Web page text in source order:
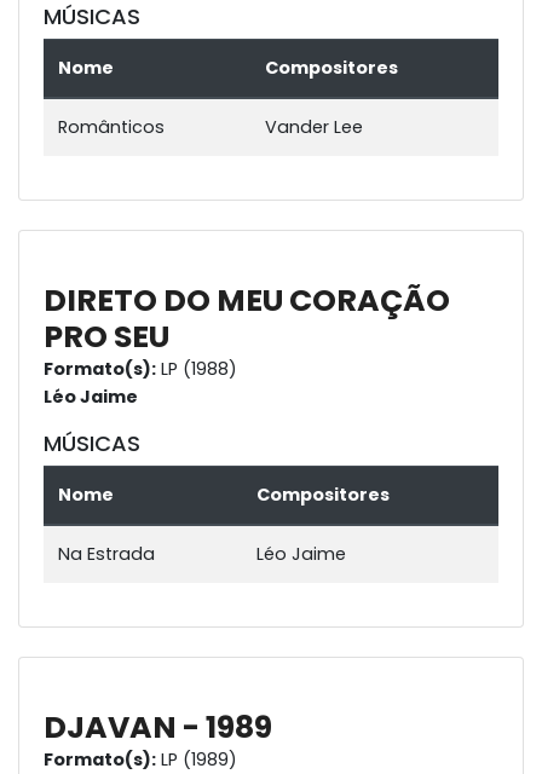
MÚSICAS
Nome Compositores
Românticos Vander Lee
DIRETO DO MEU CORAÇÃO
PRO SEU
Formato(s): LP (1988)
Léo Jaime
MÚSICAS
Nome Compositores
Na Estrada Léo Jaime
DJAVAN - 1989
Formato(s): LP (1989)